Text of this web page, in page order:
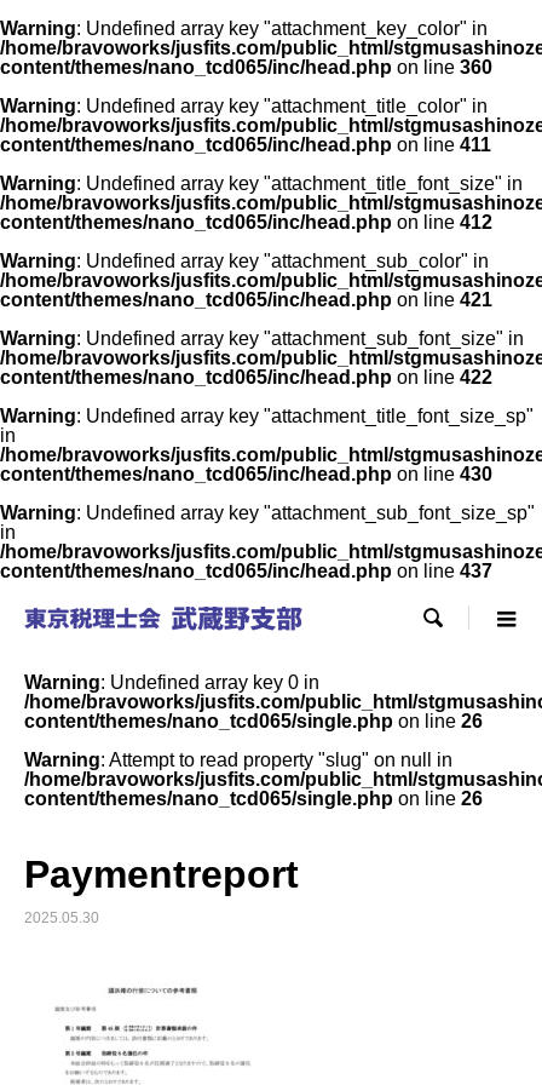
Warning: Undefined array key "attachment_key_color" in
/home/bravoworks/jusfits.com/public_html/
content/themes/nano_tcd065/inc/head.php on line 360
Warning: Undefined array key "attachment_title_color" in
/home/bravoworks/jusfits.com/public_html/
content/themes/nano_tcd065/inc/head.php on line 411
Warning: Undefined array key "attachment_title_font_size" in
/home/bravoworks/jusfits.com/public_html/
content/themes/nano_tcd065/inc/head.php on line 412
Warning: Undefined array key "attachment_sub_color" in
/home/bravoworks/jusfits.com/public_html/
content/themes/nano_tcd065/inc/head.php on line 421
Warning: Undefined array key "attachment_sub_font_size" in
/home/bravoworks/jusfits.com/public_html/
content/themes/nano_tcd065/inc/head.php on line 422
Warning: Undefined array key "attachment_title_font_size_sp"
in
/home/bravoworks/jusfits.com/public_html/
content/themes/nano_tcd065/inc/head.php on line 430
Warning: Undefined array key "attachment_sub_font_size_sp"
in
/home/bravoworks/jusfits.com/public_html/
content/themes/nano_tcd065/inc/head.php on line 437

Warning: Undefined array key 0 in
/home/bravoworks/jusfits.com/public_html/
content/themes/nano_tcd065/single.php on line 26
Warning: Attempt to read property "slug" on null in
/home/bravoworks/jusfits.com/public_html/
content/themes/nano_tcd065/single.php on line 26
Paymentreport
2025.05.30